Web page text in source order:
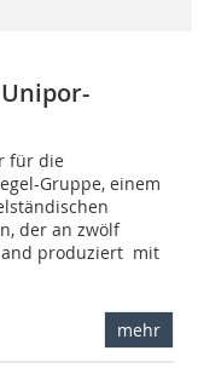
für die
Gruppe, einem
der an zwölf
produziert  mit
mehr